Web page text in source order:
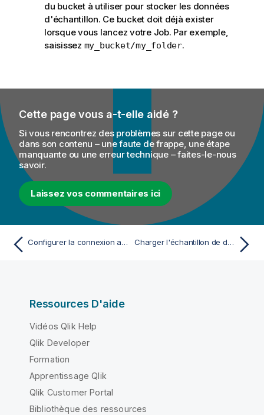
du bucket à utiliser pour stocker les données
d'échantillon. Ce bucket doit déjà exister
lorsque vous lancez votre Job. Par exemple,
saisissez my_bucket/my_folder.
Cette page vous a-t-elle aidé ?
Si vous rencontrez des problèmes sur cette page ou
dans son contenu – une faute de frappe, une étape
manquante ou une erreur technique – faites-le-nous
savoir.
Laissez vos commentaires ici
Configurer la connexion au système de fichiers HDFS de votre cluster EMR Charger l'échantillon de données concernant les incidents de rue dans le Job
Ressources D'aide
Vidéos Qlik Help
Qlik Developer
Formation
Apprentissage Qlik
Qlik Customer Portal
Bibliothèque des ressources